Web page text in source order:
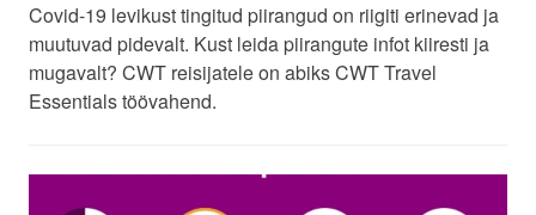
Covid-19 levikust tingitud piirangud on riigiti erinevad ja
muutuvad pidevalt. Kust leida piirangute infot kiiresti ja
mugavalt? CWT reisijatele on abiks CWT Travel
Essentials töövahend.